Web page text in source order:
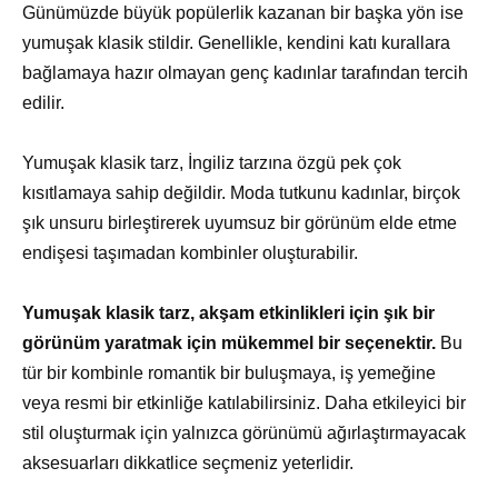
Günümüzde büyük popülerlik kazanan bir başka yön ise
yumuşak klasik stildir. Genellikle, kendini katı kurallara
bağlamaya hazır olmayan genç kadınlar tarafından tercih
edilir.
Yumuşak klasik tarz, İngiliz tarzına özgü pek çok
kısıtlamaya sahip değildir. Moda tutkunu kadınlar, birçok
şık unsuru birleştirerek uyumsuz bir görünüm elde etme
endişesi taşımadan kombinler oluşturabilir.
Yumuşak klasik tarz, akşam etkinlikleri için şık bir
görünüm yaratmak için mükemmel bir seçenektir. Bu
tür bir kombinle romantik bir buluşmaya, iş yemeğine
veya resmi bir etkinliğe katılabilirsiniz. Daha etkileyici bir
stil oluşturmak için yalnızca görünümü ağırlaştırmayacak
aksesuarları dikkatlice seçmeniz yeterlidir.